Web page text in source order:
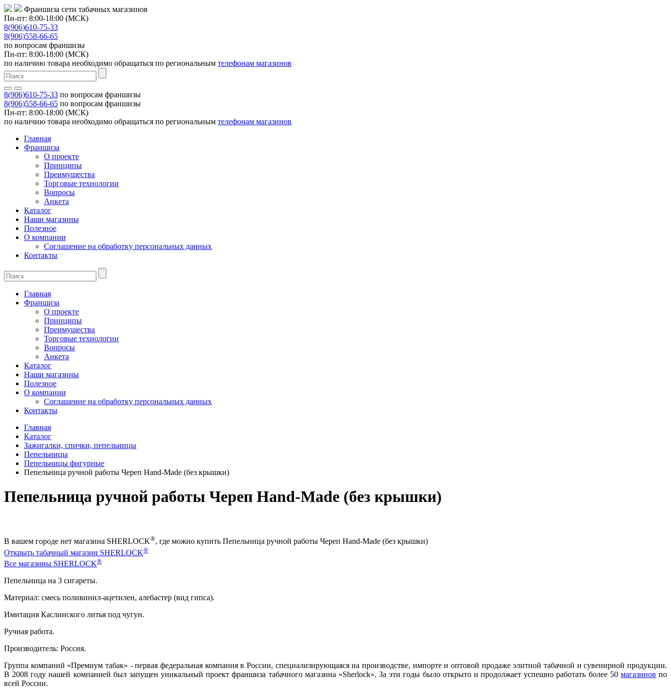
Франшиза сети табачных магазинов
Пн-пт: 8:00-18:00 (МСК)
8(906)610-75-33
8(906)558-66-65
по вопросам франшизы
Пн-пт: 8:00-18:00 (МСК)
по наличию товара необходимо обращаться по региональным телефонам магазинов
8(906)610-75-33 по вопросам франшизы
8(906)558-66-65 по вопросам франшизы
Пн-пт: 8:00-18:00 (МСК)
по наличию товара необходимо обращаться по региональным телефонам магазинов
Главная
Франшиза
О проекте
Принципы
Преимущества
Торговые технологии
Вопросы
Анкета
Каталог
Наши магазины
Полезное
О компании
Соглашение на обработку персональных данных
Контакты
Главная
Франшиза
О проекте
Принципы
Преимущества
Торговые технологии
Вопросы
Анкета
Каталог
Наши магазины
Полезное
О компании
Соглашение на обработку персональных данных
Контакты
Главная
Каталог
Зажигалки, спички, пепельницы
Пепельницы
Пепельницы фигурные
Пепельница ручной работы Череп Hand-Made (без крышки)
Пепельница ручной работы Череп Hand-Made (без крышки)
В вашем городе нет магазина SHERLOCK®, где можно купить Пепельница ручной работы Череп Hand-Made (без крышки)
Открыть табачный магазин SHERLOCK®
Все магазины SHERLOCK®
Пепельница на 3 сигареты.
Материал: смесь поливинил-ацетилен, алебастер (вид гипса).
Имитация Каслинского литья под чугун.
Ручная работа.
Производитель: Россия.
Группа компаний «Премиум табак» - первая федеральная компания в России, специализирующаяся на производстве, импорте и оптовой продаже элитной табачной и сувенирной продукции.
В 2008 году нашей компанией был запущен уникальный проект франшиза табачного магазина «Sherlock». За эти годы было открыто и продолжает успешно работать более 50 магазинов по
всей России.